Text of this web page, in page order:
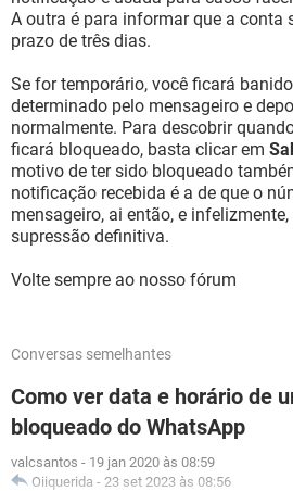
A outra é para informar que a conta
prazo de três dias.
Se for temporário, você ficará
determinado pelo mensageiro e
normalmente. Para descobrir
ficará bloqueado, basta clicar em
motivo de ter sido bloqueado
notificação recebida é a de que o
mensageiro, ai então, e
supressão definitiva.
Volte sempre ao nosso fórum
Conversas semelhantes
Como ver data e horário de
bloqueado do WhatsApp
valcsantos - 19 jan 2020 às 08:59
Oiiquerida - 23 set 2023 às 08:56